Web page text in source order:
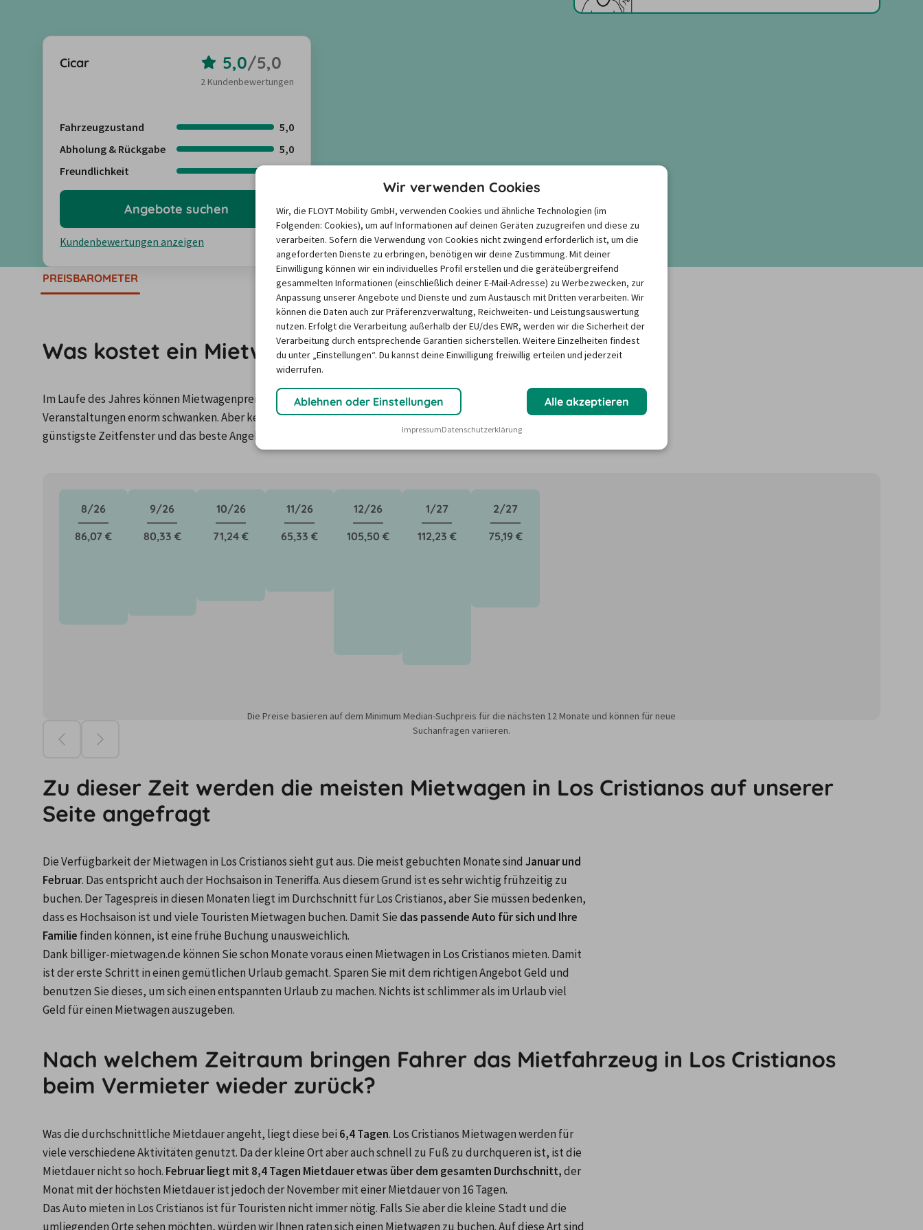
Cicar 5,0/5,0
2 Kundenbewertungen
Fahrzeugzustand
5,0
Abholung & Rückgabe
5,0
Freundlichkeit
Kundenbewertungen anzeigen
Angebote suchen
PREISBAROMETER
Was kostet ein Mietwagen in Los Cristianos ?
Im Laufe des Jahres können Mietwagenpreise durch Faktoren wie saisonale Nachfrage, Feiertage oder lokale
Veranstaltungen enorm schwanken. Aber keine Panik: Unser Mietwagen-Preisbarometer hilft immer, das
günstigste Zeitfenster und das beste Angebot für den Mietwagen zu finden - versprochen!
8/26
86,07 €
9/26
80,33 €
10/26
71,24 €
11/26
65,33 €
12/26
105,50 €
1/27
112,23 €
2/27
75,19 €
Die Preise basieren auf dem Minimum Median-Suchpreis für die nächsten 12 Monate und können für neue
Suchanfragen variieren.
Zu dieser Zeit werden die meisten Mietwagen in Los Cristianos auf unserer
Seite angefragt
Die Verfügbarkeit der Mietwagen in Los Cristianos sieht gut aus. Die meist gebuchten Monate sind Januar und
Februar. Das entspricht auch der Hochsaison in Teneriffa. Aus diesem Grund ist es sehr wichtig frühzeitig zu
buchen. Der Tagespreis in diesen Monaten liegt im Durchschnitt für Los Cristianos, aber Sie müssen bedenken,
dass es Hochsaison ist und viele Touristen Mietwagen buchen. Damit Sie das passende Auto für sich und Ihre
Familie finden können, ist eine frühe Buchung unausweichlich.
Dank billiger-mietwagen.de können Sie schon Monate voraus einen Mietwagen in Los Cristianos mieten. Damit
ist der erste Schritt in einen gemütlichen Urlaub gemacht. Sparen Sie mit dem richtigen Angebot Geld und
benutzen Sie dieses, um sich einen entspannten Urlaub zu machen. Nichts ist schlimmer als im Urlaub viel
Geld für einen Mietwagen auszugeben.
Nach welchem Zeitraum bringen Fahrer das Mietfahrzeug in Los Cristianos
beim Vermieter wieder zurück?
Was die durchschnittliche Mietdauer angeht, liegt diese bei 6,4 Tagen. Los Cristianos Mietwagen werden für
viele verschiedene Aktivitäten genutzt. Da der kleine Ort aber auch schnell zu Fuß zu durchqueren ist, ist die
Mietdauer nicht so hoch. Februar liegt mit 8,4 Tagen Mietdauer etwas über dem gesamten Durchschnitt, der
Monat mit der höchsten Mietdauer ist jedoch der November mit einer Mietdauer von 16 Tagen.
Das Auto mieten in Los Cristianos ist für Touristen nicht immer nötig. Falls Sie aber die kleine Stadt und die
umliegenden Orte sehen möchten, würden wir Ihnen raten sich einen Mietwagen zu buchen. Auf diese Art sind
Wir verwenden Cookies
Wir, die FLOYT Mobility GmbH, verwenden Cookies und ähnliche Technologien (im
Folgenden: Cookies), um auf Informationen auf deinen Geräten zuzugreifen und diese zu
verarbeiten. Sofern die Verwendung von Cookies nicht zwingend erforderlich ist, um die
angeforderten Dienste zu erbringen, benötigen wir deine Zustimmung. Mit deiner
Einwilligung können wir ein individuelles Profil erstellen und die geräteübergreifend
gesammelten Informationen (einschließlich deiner E-Mail-Adresse) zu Werbezwecken, zur
Anpassung unserer Angebote und Dienste und zum Austausch mit Dritten verarbeiten. Wir
können die Daten auch zur Präferenzverwaltung, Reichweiten- und Leistungsauswertung
nutzen. Erfolgt die Verarbeitung außerhalb der EU/des EWR, werden wir die Sicherheit der
Verarbeitung durch entsprechende Garantien sicherstellen. Weitere Einzelheiten findest
du unter „Einstellungen“. Du kannst deine Einwilligung freiwillig erteilen und jederzeit
widerrufen.
Ablehnen oder Einstellungen Alle akzeptieren
ImpressumDatenschutzerklärung